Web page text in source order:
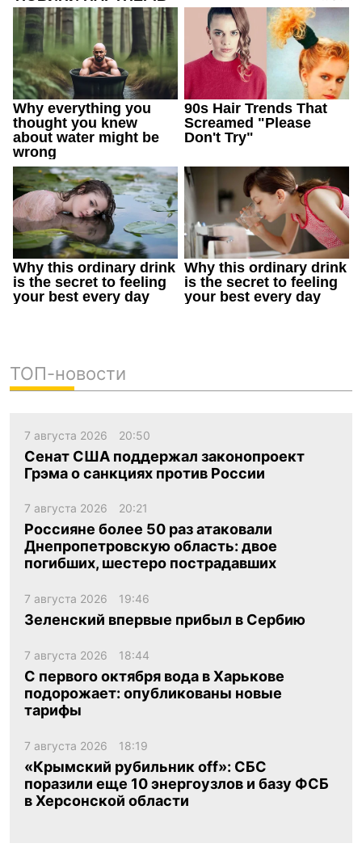
ТОП-новости
7 августа 2026 20:50
Сенат США поддержал законопроект
Грэма о санкциях против России
7 августа 2026 20:21
Россияне более 50 раз атаковали
Днепропетровскую область: двое
погибших, шестеро пострадавших
7 августа 2026 19:46
Зеленский впервые прибыл в Сербию
7 августа 2026 18:44
С первого октября вода в Харькове
подорожает: опубликованы новые
тарифы
7 августа 2026 18:19
«Крымский рубильник off»: СБС
поразили еще 10 энергоузлов и базу ФСБ
в Херсонской области